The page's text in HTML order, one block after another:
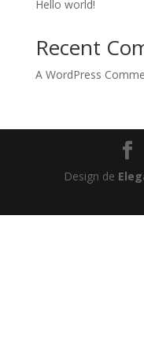
Hello world!
Recent
A WordPress
Design de